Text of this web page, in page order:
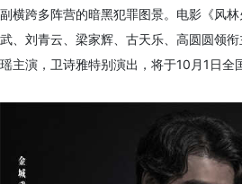
副横跨多阵营的暗黑犯罪图景。电影《风
武、刘青云、梁家辉、古天乐、高圆圆领
瑶主演，卫诗雅特别演出，将于10月1日全